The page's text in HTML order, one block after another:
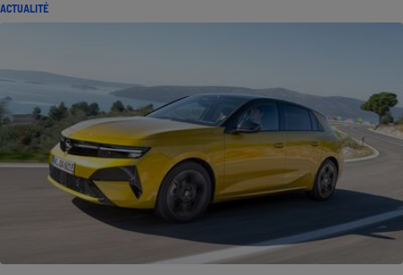
ACTUALITÉ
Climatiseur -
Ventilateur
Antivirus
Ventilateur